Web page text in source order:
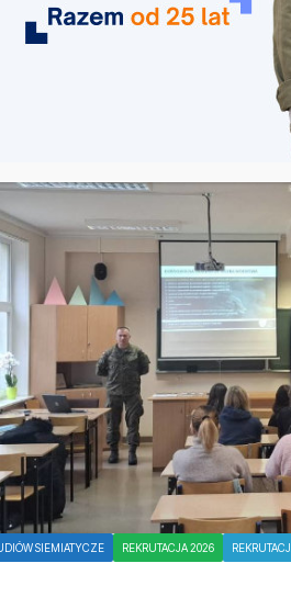
Wyższa w Siemiatyczach
SIEMIATYCZE REKRUTACJA 2026